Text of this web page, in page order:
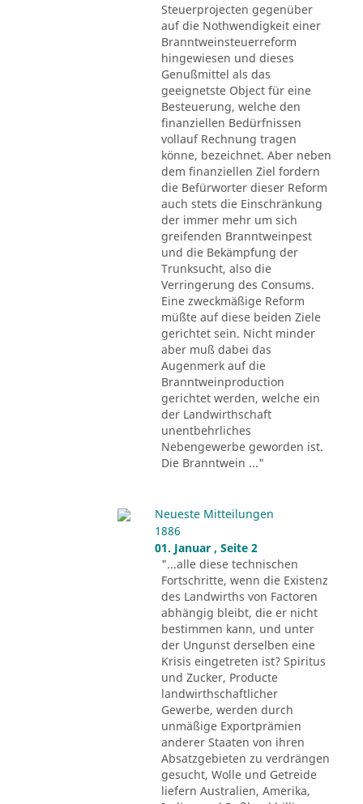
Steuerprojecten gegenüber
auf die Nothwendigkeit einer
Branntweinsteuerreform
hingewiesen und dieses
Genußmittel als das
geeignetste Object für eine
Besteuerung, welche den
finanziellen Bedürfnissen
vollauf Rechnung tragen
könne, bezeichnet. Aber neben
dem finanziellen Ziel fordern
die Befürworter dieser Reform
auch stets die Einschränkung
der immer mehr um sich
greifenden Branntweinpest
und die Bekämpfung der
Trunksucht, also die
Verringerung des Consums.
Eine zweckmäßige Reform
müßte auf diese beiden Ziele
gerichtet sein. Nicht minder
aber muß dabei das
Augenmerk auf die
Branntweinproduction
gerichtet werden, welche ein
der Landwirthschaft
unentbehrliches
Nebengewerbe geworden ist.
Die Branntwein ..."
Neueste Mitteilungen
1886
01. Januar , Seite 2
"...alle diese technischen
Fortschritte, wenn die Existenz
des Landwirths von Factoren
abhängig bleibt, die er nicht
bestimmen kann, und unter
der Ungunst derselben eine
Krisis eingetreten ist? Spiritus
und Zucker, Producte
landwirthschaftlicher
Gewerbe, werden durch
unmäßige Exportprämien
anderer Staaten von ihren
Absatzgebieten zu verdrängen
gesucht, Wolle und Getreide
liefern Australien, Amerika,